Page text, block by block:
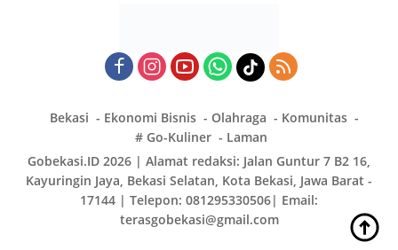
Bekasi Ekonomi Bisnis Olahraga
Komunitas
# Go-Kuliner
Laman
Gobekasi.ID 2026 | Alamat redaksi: Jalan Guntur 7 B2 16,
Kayuringin Jaya, Bekasi Selatan, Kota Bekasi, Jawa Barat -
17144 | Telepon: 081295330506| Email:
terasgobekasi@gmail.com